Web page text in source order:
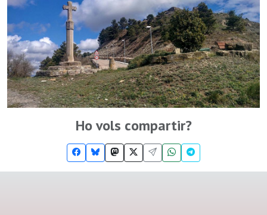
Ho vols compartir?